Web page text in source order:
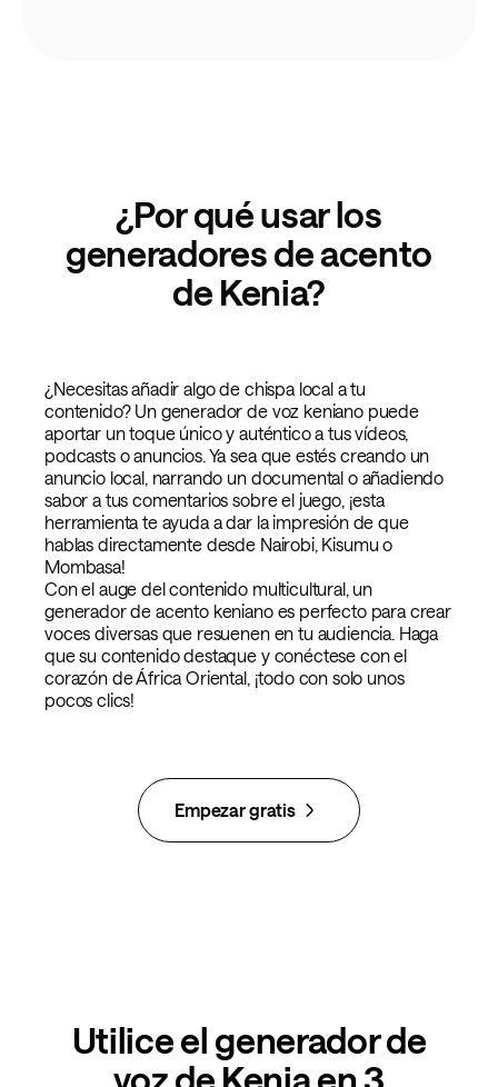
¿Por qué usar los
generadores de acento
de Kenia?
¿Necesitas añadir algo de chispa local a tu
contenido? Un generador de voz keniano puede
aportar un toque único y auténtico a tus vídeos,
podcasts o anuncios. Ya sea que estés creando un
anuncio local, narrando un documental o añadiendo
sabor a tus comentarios sobre el juego, ¡esta
herramienta te ayuda a dar la impresión de que
hablas directamente desde Nairobi, Kisumu o
Mombasa!
Con el auge del contenido multicultural, un
generador de acento keniano es perfecto para crear
voces diversas que resuenen en tu audiencia. Haga
que su contenido destaque y conéctese con el
corazón de África Oriental, ¡todo con solo unos
pocos clics!
Empezar gratis
Utilice el generador de
voz de Kenia en 3